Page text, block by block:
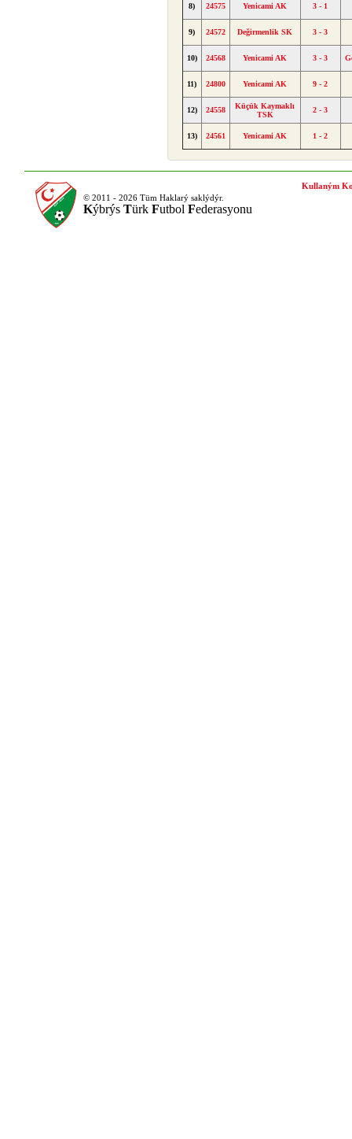
8) 24575 Yenicami AK 3 - 1
9) 24572 Değirmenlik SK 3 - 3
10) 24568 Yenicami AK 3 - 3
11) 24800 Yenicami AK 9 - 2
12) 24558
Küçük Kaymaklı
TSK
2 - 3
13) 24561 Yenicami AK 1 - 2
© 2011 - 2026 Tüm Haklarý saklýdýr.
Kýbrýs Türk Futbol Federasyonu
Kullaným